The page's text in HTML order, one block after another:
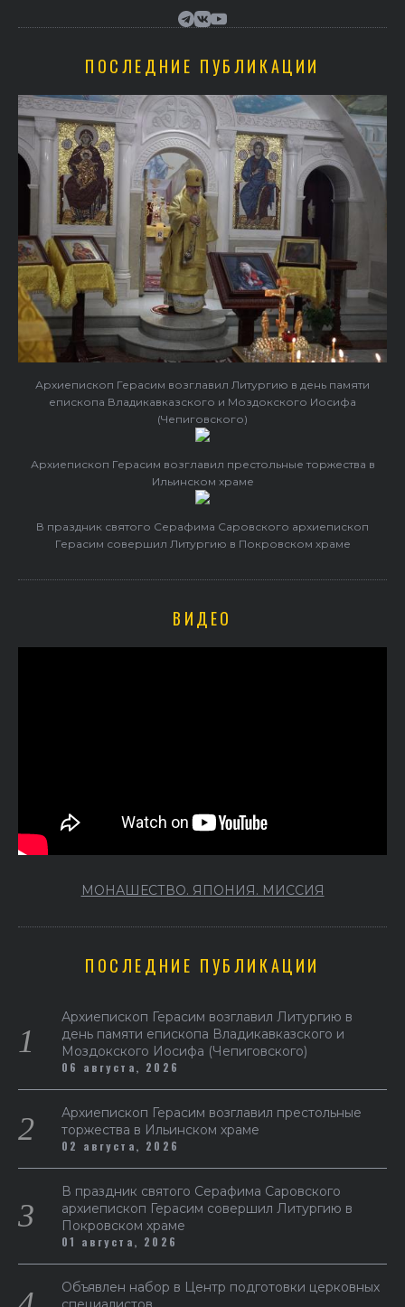
ПОСЛЕДНИЕ ПУБЛИКАЦИИ
Архиепископ Герасим возглавил Литургию в день памяти
епископа Владикавказского и Моздокского Иосифа
(Чепиговского)
Архиепископ Герасим возглавил престольные торжества в
Ильинском храме
В праздник святого Серафима Саровского архиепископ
Герасим совершил Литургию в Покровском храме
ВИДЕО
МОНАШЕСТВО. ЯПОНИЯ. МИССИЯ
ПОСЛЕДНИЕ ПУБЛИКАЦИИ
Архиепископ Герасим возглавил Литургию в
день памяти епископа Владикавказского и
Моздокского Иосифа (Чепиговского)
06 августа, 2026
Архиепископ Герасим возглавил престольные
торжества в Ильинском храме
02 августа, 2026
В праздник святого Серафима Саровского
архиепископ Герасим совершил Литургию в
Покровском храме
01 августа, 2026
Объявлен набор в Центр подготовки церковных